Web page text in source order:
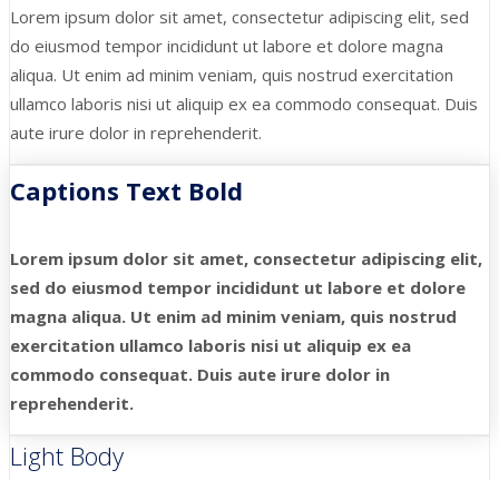
Lorem ipsum dolor sit amet, consectetur adipiscing elit, sed
do eiusmod tempor incididunt ut labore et dolore magna
aliqua. Ut enim ad minim veniam, quis nostrud exercitation
ullamco laboris nisi ut aliquip ex ea commodo consequat. Duis
aute irure dolor in reprehenderit.
Captions Text Bold
Lorem ipsum dolor sit amet, consectetur adipiscing elit,
sed do eiusmod tempor incididunt ut labore et dolore
magna aliqua. Ut enim ad minim veniam, quis nostrud
exercitation ullamco laboris nisi ut aliquip ex ea
commodo consequat. Duis aute irure dolor in
reprehenderit.
Light Body